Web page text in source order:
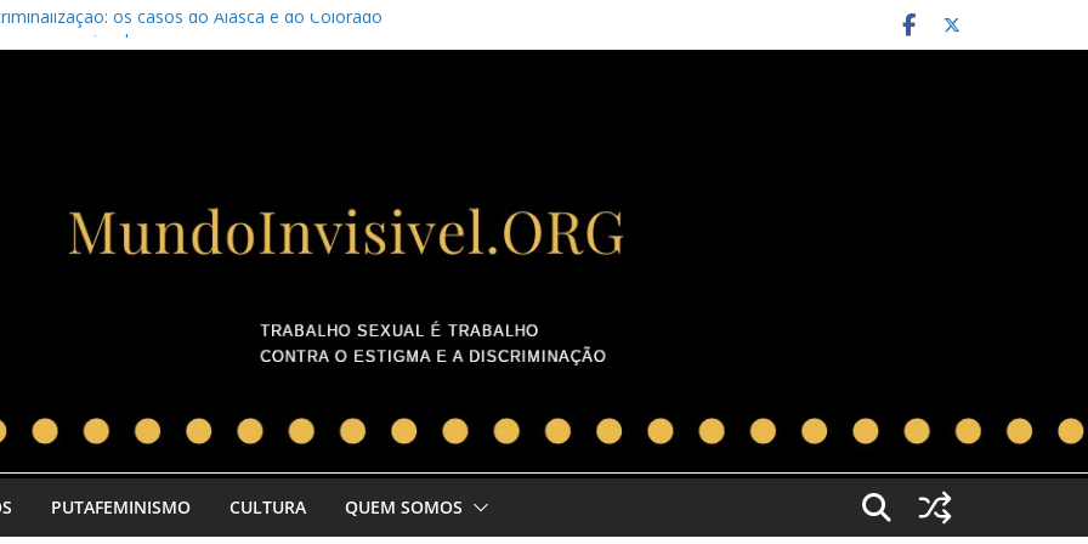
os casos do Alasca e do Colorado
com um incel
PUTAFEMINISMO CULTURA QUEM SOMOS